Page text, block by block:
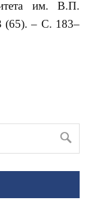
им. В.П.
(65). – С. 183–